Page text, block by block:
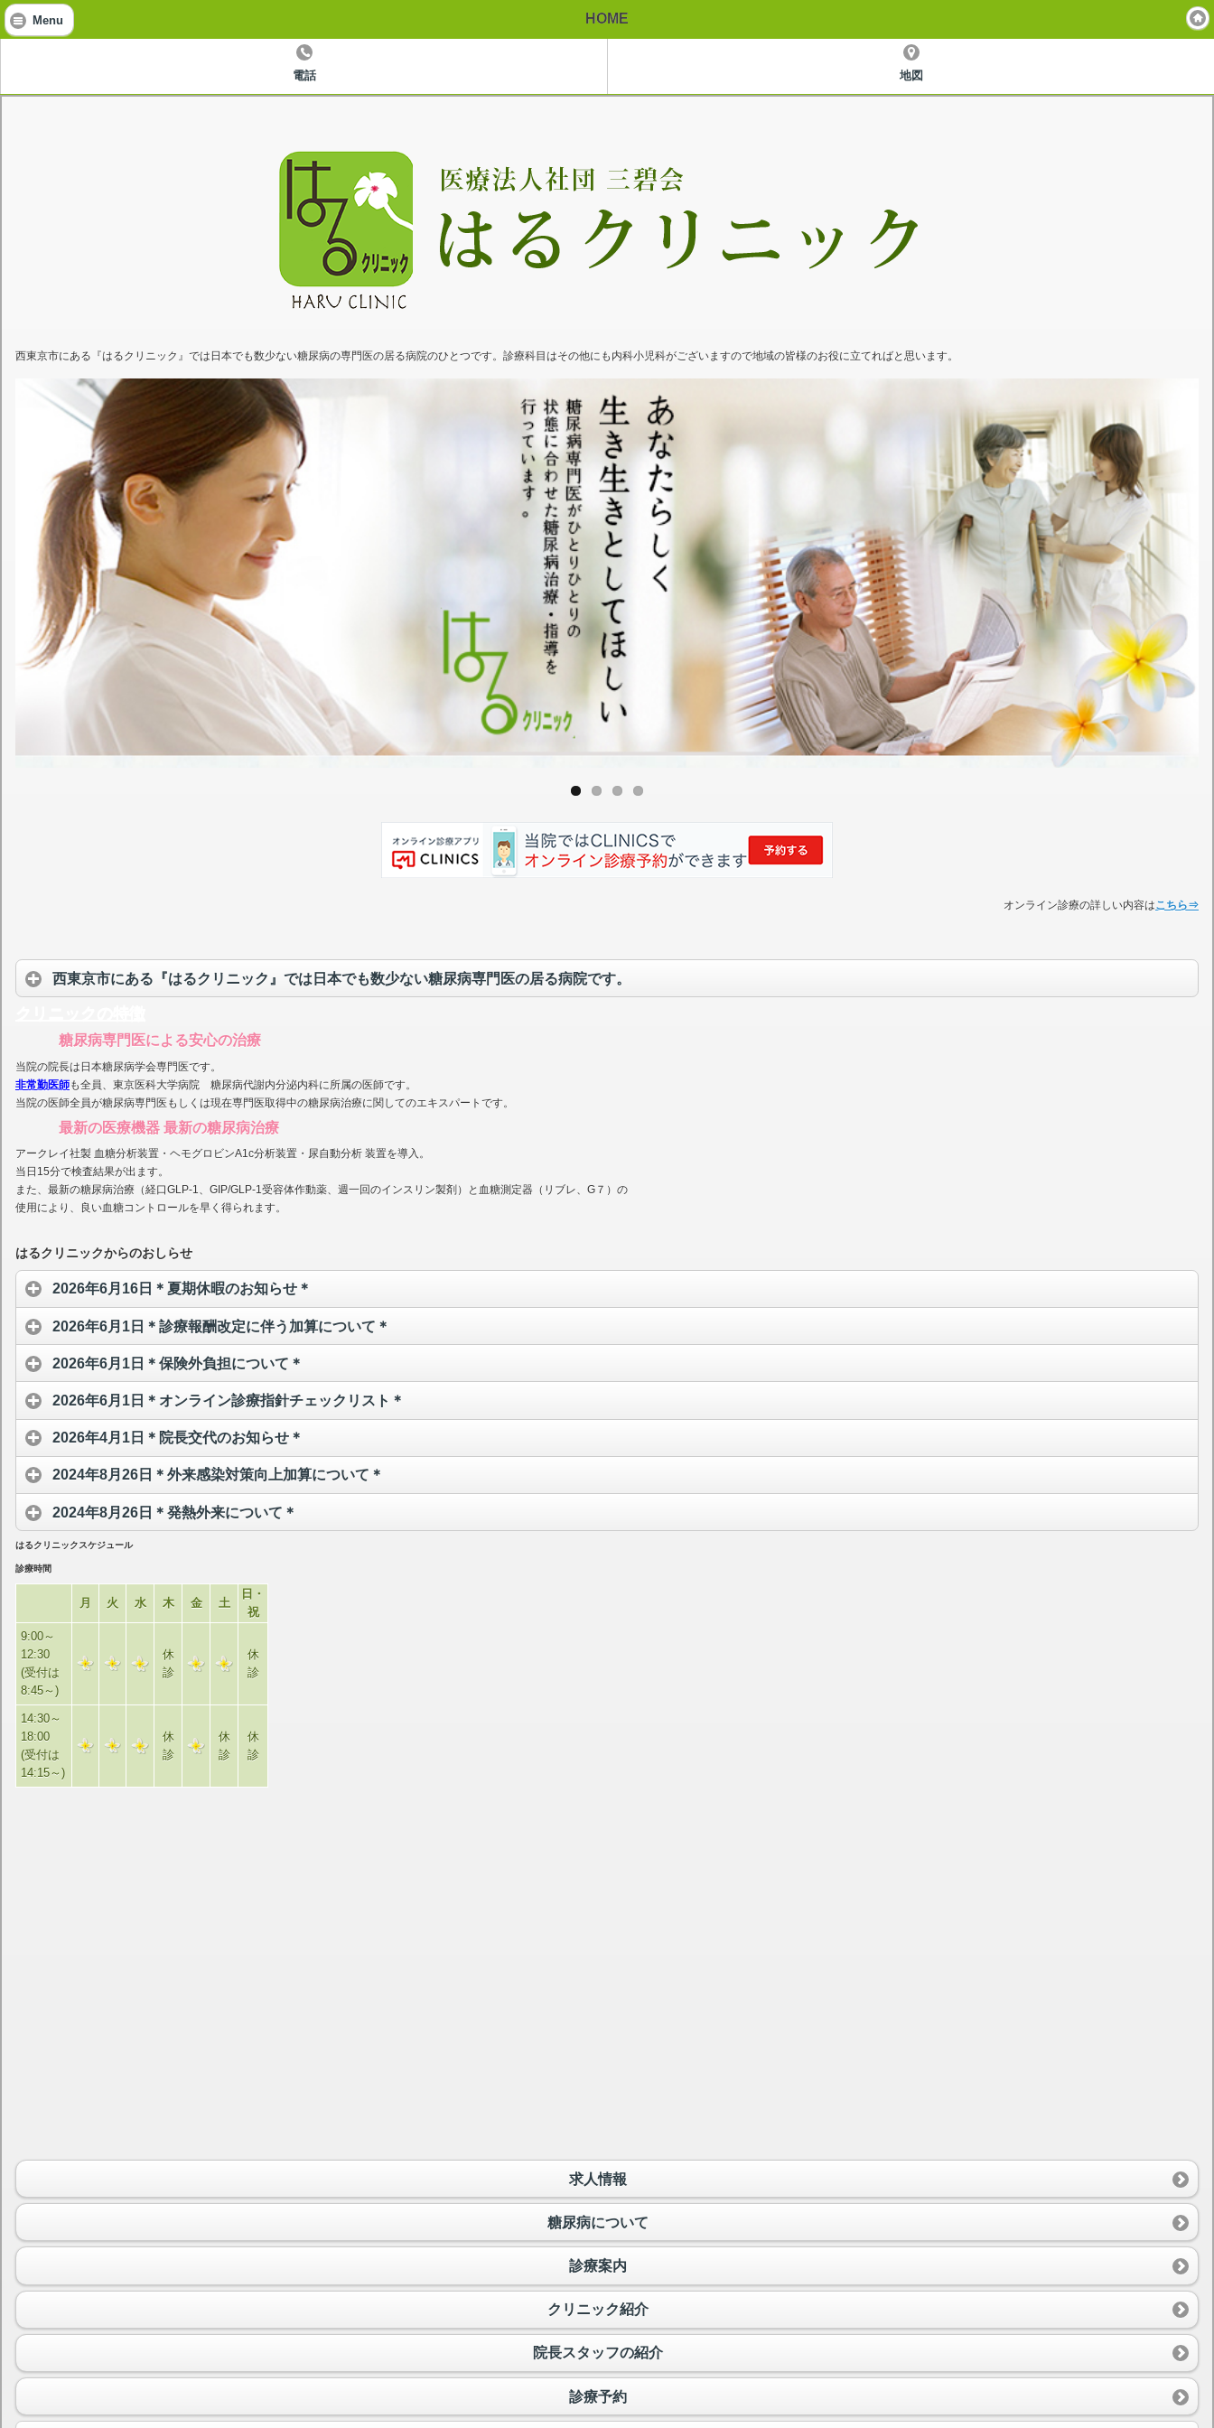
Menu HOME
電話 地図
西東京市にある『はるクリニック』では日本でも数少ない糖尿病の専門医の居る病院のひとつです。診療科目はその他にも内科小児科がございますので地域の皆様のお役に立てればと思います。
オンライン診療の詳しい内容はこちら⇒
西東京市にある『はるクリニック』では日本でも数少ない糖尿病専門医の居る病院です。
糖尿病専門医による安心の治療
当院の院長は日本糖尿病学会専門医です。
非常勤医師も全員、東京医科大学病院 糖尿病代謝内分泌内科に所属の医師です。
当院の医師全員が糖尿病専門医もしくは現在専門医取得中の糖尿病治療に関してのエキスパートです。
最新の医療機器 最新の糖尿病治療
アークレイ社製 血糖分析装置・ヘモグロビンA1c分析装置・尿自動分析 装置を導入。
当日15分で検査結果が出ます。
また、最新の糖尿病治療（経口GLP-1、GIP/GLP-1受容体作動薬、週一回のインスリン製剤）と血糖測定器（リブレ、G７）の
使用により、良い血糖コントロールを早く得られます。
はるクリニックからのおしらせ
2026年6月16日＊夏期休暇のお知らせ＊
2026年6月1日＊診療報酬改定に伴う加算について＊
2026年6月1日＊保険外負担について＊
2026年6月1日＊オンライン診療指針チェックリスト＊
2026年4月1日＊院長交代のお知らせ＊
2024年8月26日＊外来感染対策向上加算について＊
2024年8月26日＊発熱外来について＊
はるクリニックスケジュール
診療時間
月 火 水 木 金 土
日・
祝
9:00～
12:30
(受付は
8:45～)
休
診
休
診
14:30～
18:00
(受付は
14:15～)
休
診
休
診
休
診
求人情報
糖尿病について
診療案内
クリニック紹介
院長スタッフの紹介
診療予約